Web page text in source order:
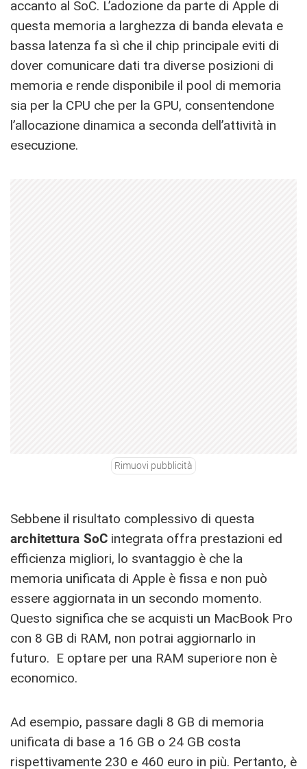
accanto al SoC. L’adozione da parte di Apple di
questa memoria a larghezza di banda elevata e
bassa latenza fa sì che il chip principale eviti di
dover comunicare dati tra diverse posizioni di
memoria e rende disponibile il pool di memoria
sia per la CPU che per la GPU, consentendone
l’allocazione dinamica a seconda dell’attività in
esecuzione.
Rimuovi pubblicità
Sebbene il risultato complessivo di questa
architettura SoC integrata offra prestazioni ed
efficienza migliori, lo svantaggio è che la
memoria unificata di Apple è fissa e non può
essere aggiornata in un secondo momento.
Questo significa che se acquisti un MacBook Pro
con 8 GB di RAM, non potrai aggiornarlo in
futuro. E optare per una RAM superiore non è
economico.
Ad esempio, passare dagli 8 GB di memoria
unificata di base a 16 GB o 24 GB costa
rispettivamente 230 e 460 euro in più. Pertanto, è